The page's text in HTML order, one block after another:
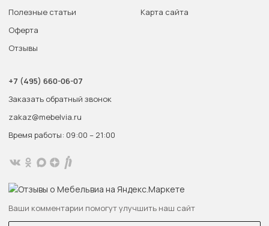
Полезные статьи
Оферта
Отзывы
Карта сайта
+7 (495) 660-06-07
Заказать обратный звонок
zakaz@mebelvia.ru
Время работы: 09:00 – 21:00
Ваши комментарии помогут улучшить наш сайт